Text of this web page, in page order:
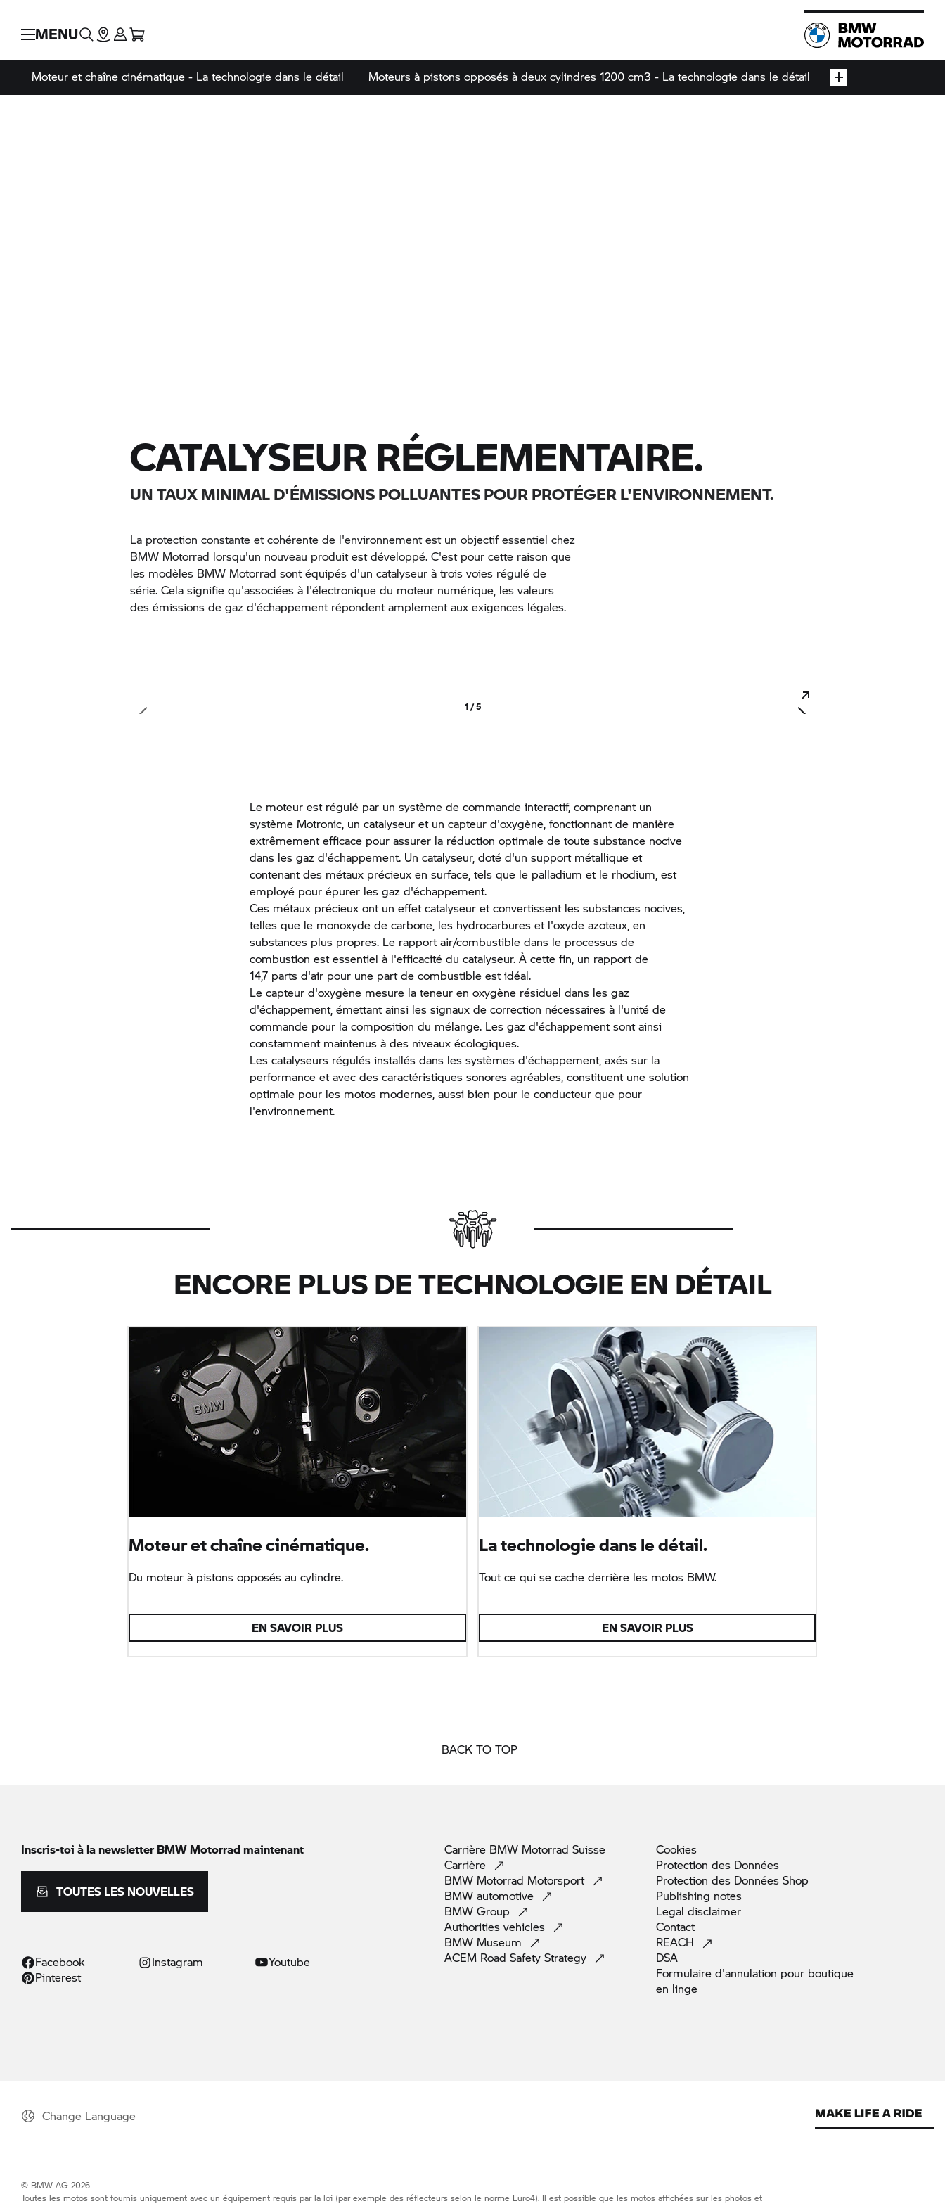
MENU
Moteur et chaîne cinématique - La technologie dans le détail Moteurs à pistons opposés à deux cylindres 1200 cm3 - La technologie dans le détail
CATALYSEUR RÉGLEMENTAIRE.
UN TAUX MINIMAL D'ÉMISSIONS POLLUANTES POUR PROTÉGER L'ENVIRONNEMENT.
La protection constante et cohérente de l'environnement est un objectif essentiel chez
BMW Motorrad lorsqu'un nouveau produit est développé. C'est pour cette raison que
les modèles BMW Motorrad sont équipés d'un catalyseur à trois voies régulé de
série. Cela signifie qu'associées à l'électronique du moteur numérique, les valeurs
des émissions de gaz d'échappement répondent amplement aux exigences légales.
1 / 5
Le moteur est régulé par un système de commande interactif, comprenant un
système Motronic, un catalyseur et un capteur d'oxygène, fonctionnant de manière
extrêmement efficace pour assurer la réduction optimale de toute substance nocive
dans les gaz d'échappement. Un catalyseur, doté d'un support métallique et
contenant des métaux précieux en surface, tels que le palladium et le rhodium, est
employé pour épurer les gaz d'échappement.
Ces métaux précieux ont un effet catalyseur et convertissent les substances nocives,
telles que le monoxyde de carbone, les hydrocarbures et l'oxyde azoteux, en
substances plus propres. Le rapport air/combustible dans le processus de
combustion est essentiel à l'efficacité du catalyseur. À cette fin, un rapport de
14,7 parts d'air pour une part de combustible est idéal.
Le capteur d'oxygène mesure la teneur en oxygène résiduel dans les gaz
d'échappement, émettant ainsi les signaux de correction nécessaires à l'unité de
commande pour la composition du mélange. Les gaz d'échappement sont ainsi
constamment maintenus à des niveaux écologiques.
Les catalyseurs régulés installés dans les systèmes d'échappement, axés sur la
performance et avec des caractéristiques sonores agréables, constituent une solution
optimale pour les motos modernes, aussi bien pour le conducteur que pour
l'environnement.
ENCORE PLUS DE TECHNOLOGIE EN DÉTAIL
Moteur et chaîne cinématique.
Du moteur à pistons opposés au cylindre.
EN SAVOIR PLUS
La technologie dans le détail.
Tout ce qui se cache derrière les motos BMW.
EN SAVOIR PLUS
BACK TO TOP
Inscris-toi à la newsletterBMW Motorrad maintenant
TOUTES LES NOUVELLES
Facebook Instagram
Youtube
Pinterest
Carrière BMW Motorrad Suisse
Carrière
BMW Motorrad Motorsport
BMW automotive
BMW Group
Authorities vehicles
BMW Museum
ACEM Road Safety Strategy
Cookies
Protection des Données
Protection des Données Shop
Publishing notes
Legal disclaimer
Contact
REACH
DSA
Formulaire d'annulation pour boutique
en linge
Change Language
© BMW AG 2026
Toutes les motos sont fournis uniquement avec un équipement requis par la loi (par exemple des réflecteurs selon le norme Euro4). Il est possible que les motos affichées sur les photos et